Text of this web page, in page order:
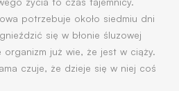
potrzebuje około siedmiu dni
się w błonie śluzowej
już wie, że jest w ciąży.
czuje, że dzieje się w niej coś